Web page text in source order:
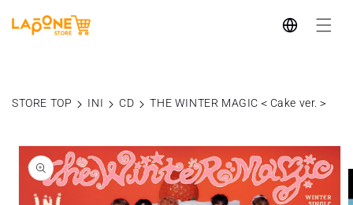
ンツに
進む
言
語
STORE TOP INI CD THE WINTER MAGIC＜Cake ver.＞
商品情
報にス
キップ